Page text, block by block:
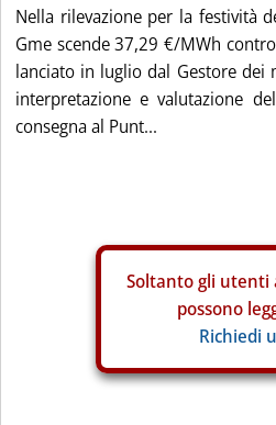
Nella rilevazione per la festività
Gme scende 37,29 €/MWh
lanciato in luglio dal Gestore
interpretazione e valutazione
consegna al Punt...
Soltanto gli utenti
possono
Richiedi